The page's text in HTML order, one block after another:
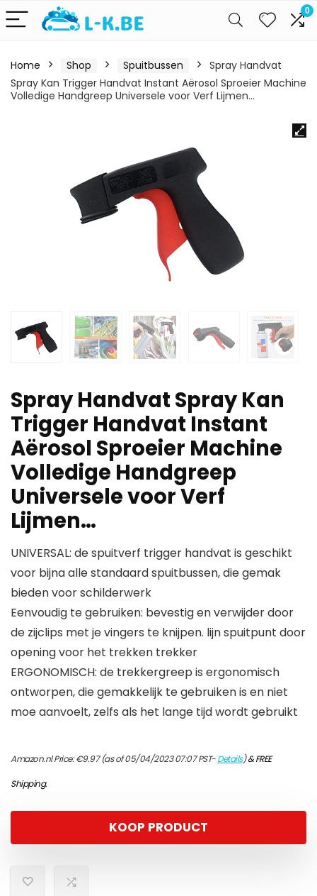
0
Home Shop Spuitbussen
Spray Handvat
Spray Kan Trigger Handvat Instant Aërosol Sproeier Machine
Volledige Handgreep Universele voor Verf Lijmen…
Spray Handvat Spray Kan
Trigger Handvat Instant
Aërosol Sproeier Machine
Volledige Handgreep
Universele voor Verf
Lijmen…
UNIVERSAL: de spuitverf trigger handvat is geschikt
voor bijna alle standaard spuitbussen, die gemak
bieden voor schilderwerk
Eenvoudig te gebruiken: bevestig en verwijder door
de zijclips met je vingers te knijpen. lijn spuitpunt door
opening voor het trekken trekker
ERGONOMISCH: de trekkergreep is ergonomisch
ontworpen, die gemakkelijk te gebruiken is en niet
moe aanvoelt, zelfs als het lange tijd wordt gebruikt
Amazon.nl Price:€9.97(as of 05/04/2023 07:07 PST-Details)&FREE
Shipping.
KOOP PRODUCT